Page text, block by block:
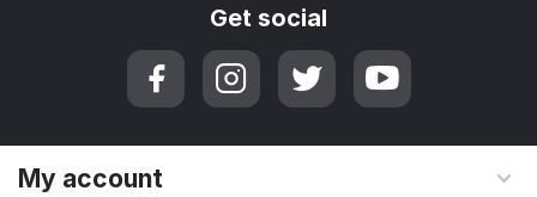
Get social
My account